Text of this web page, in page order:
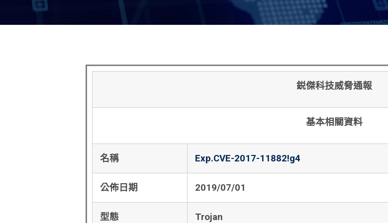
鋭傑科技威脅通報
基本相關資料
名稱 Exp.CVE-2017-11882!g4
公佈日期 2019/07/01
型態 Trojan